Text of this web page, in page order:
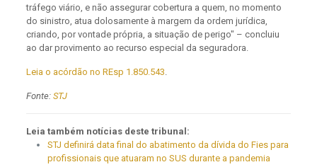
tráfego viário, e não assegurar cobertura a quem, no momento
do sinistro, atua dolosamente à margem da ordem jurídica,
criando, por vontade própria, a situação de perigo" – concluiu
ao dar provimento ao recurso especial da seguradora.
Leia o acórdão no REsp 1.850.543.
Fonte: STJ
Leia também notícias deste tribunal:
STJ definirá data final do abatimento da dívida do Fies para
profissionais que atuaram no SUS durante a pandemia